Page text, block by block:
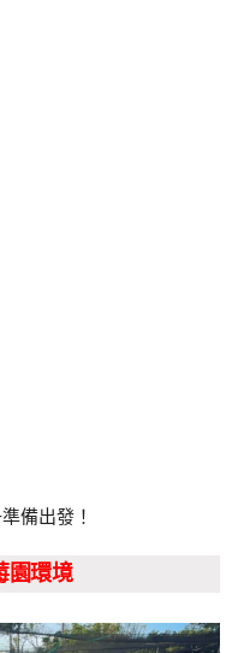
備出發！
園環境